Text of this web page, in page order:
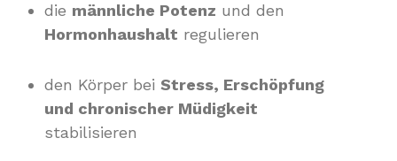
die männliche Potenz und den
Hormonhaushalt regulieren
den Körper bei Stress, Erschöpfung
und chronischer Müdigkeit
stabilisieren